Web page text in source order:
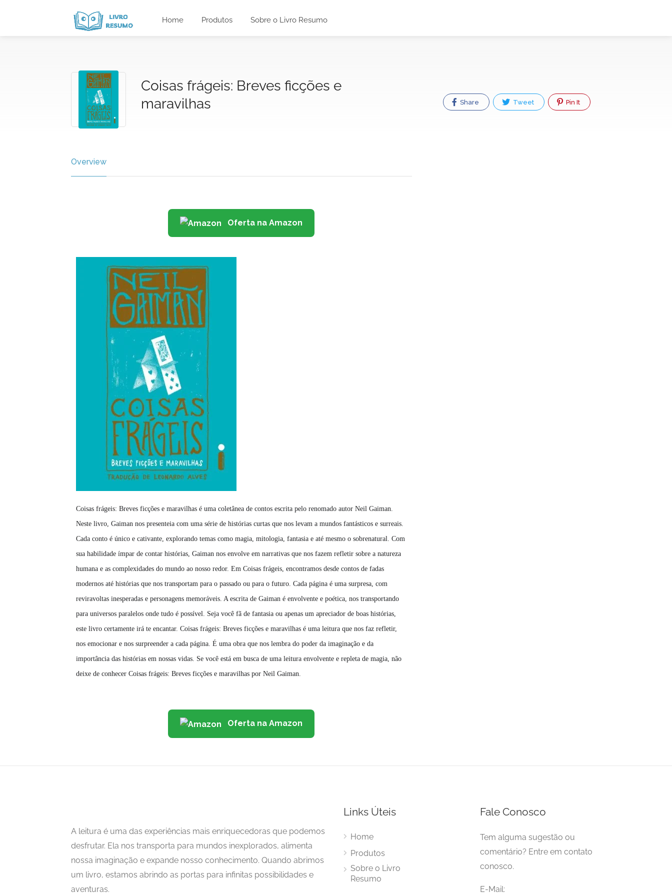
Home Produtos Sobre o Livro Resumo
Coisas frágeis: Breves ficções e
maravilhas
Overview
Oferta na Amazon
Coisas frágeis: Breves ficções e maravilhas é uma coletânea de contos escrita pelo renomado autor Neil Gaiman.
Neste livro, Gaiman nos presenteia com uma série de histórias curtas que nos levam a mundos fantásticos e surreais.
Cada conto é único e cativante, explorando temas como magia, mitologia, fantasia e até mesmo o sobrenatural. Com
sua habilidade ímpar de contar histórias, Gaiman nos envolve em narrativas que nos fazem refletir sobre a natureza
humana e as complexidades do mundo ao nosso redor. Em Coisas frágeis, encontramos desde contos de fadas
modernos até histórias que nos transportam para o passado ou para o futuro. Cada página é uma surpresa, com
reviravoltas inesperadas e personagens memoráveis. A escrita de Gaiman é envolvente e poética, nos transportando
para universos paralelos onde tudo é possível. Seja você fã de fantasia ou apenas um apreciador de boas histórias,
este livro certamente irá te encantar. Coisas frágeis: Breves ficções e maravilhas é uma leitura que nos faz refletir,
nos emocionar e nos surpreender a cada página. É uma obra que nos lembra do poder da imaginação e da
importância das histórias em nossas vidas. Se você está em busca de uma leitura envolvente e repleta de magia, não
deixe de conhecer Coisas frágeis: Breves ficções e maravilhas por Neil Gaiman.
Oferta na Amazon
Share Tweet Pin It
A leitura é uma das experiências mais enriquecedoras que podemos
desfrutar. Ela nos transporta para mundos inexplorados, alimenta
nossa imaginação e expande nosso conhecimento. Quando abrimos
um livro, estamos abrindo as portas para infinitas possibilidades e
aventuras.
Links Úteis
Home
Produtos
Sobre o Livro
Resumo
Fale Conosco
Tem alguma sugestão ou
comentário? Entre em contato
conosco.
E-Mail: